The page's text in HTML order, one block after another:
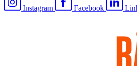
Instagram Facebook